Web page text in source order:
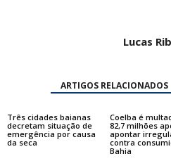
Lucas
ARTIGOS RELACIONADOS
Três cidades baianas
decretam situação de
emergência por causa
da seca
Coelba é
82,7 milhões
apontar
contra
Bahia